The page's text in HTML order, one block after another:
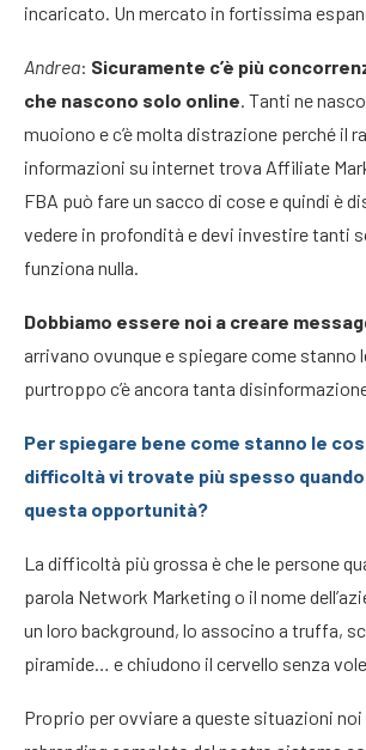
incaricato. Un mercato in fortissima
Andrea: Sicuramente c’è più
che nascono solo online. Tanti ne
muoiono e c’è molta distrazione perché il
informazioni su internet trova Affiliate
FBA può fare un sacco di cose e quindi è
vedere in profondità e devi investire tanti
funziona nulla.
Dobbiamo essere noi a creare
arrivano ovunque e spiegare come stanno
purtroppo c’è ancora tanta
Per spiegare bene come stanno le
difficoltà vi trovate più spesso
questa opportunità?
La difficoltà più grossa è che le persone
parola Network Marketing o il nome
un loro background, lo associno a truffa,
piramide… e chiudono il cervello senza
Proprio per ovviare a queste situazioni